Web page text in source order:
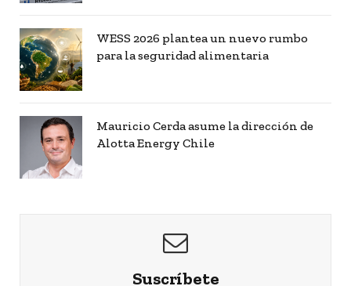
WESS 2026 plantea un nuevo rumbo
para la seguridad alimentaria
Mauricio Cerda asume la dirección de
Alotta Energy Chile
Suscríbete